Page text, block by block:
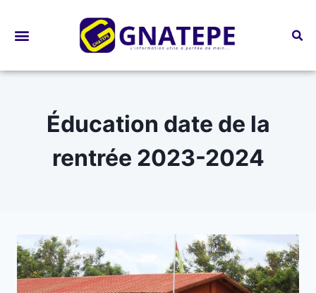
Éducation date de la
rentrée 2023-2024